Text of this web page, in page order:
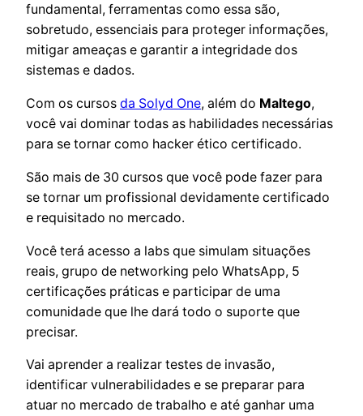
fundamental, ferramentas como essa são,
sobretudo, essenciais para proteger informações,
mitigar ameaças e garantir a integridade dos
sistemas e dados.
Com os cursos da Solyd One, além do Maltego,
você vai dominar todas as habilidades necessárias
para se tornar como hacker ético certificado.
São mais de 30 cursos que você pode fazer para
se tornar um profissional devidamente certificado
e requisitado no mercado.
Você terá acesso a labs que simulam situações
reais, grupo de networking pelo WhatsApp, 5
certificações práticas e participar de uma
comunidade que lhe dará todo o suporte que
precisar.
Vai aprender a realizar testes de invasão,
identificar vulnerabilidades e se preparar para
atuar no mercado de trabalho e até ganhar uma